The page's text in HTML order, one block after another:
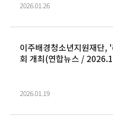
2026.01.26
이주배경청소년지원재단,
회 개최(연합뉴스 /
2026.01.19